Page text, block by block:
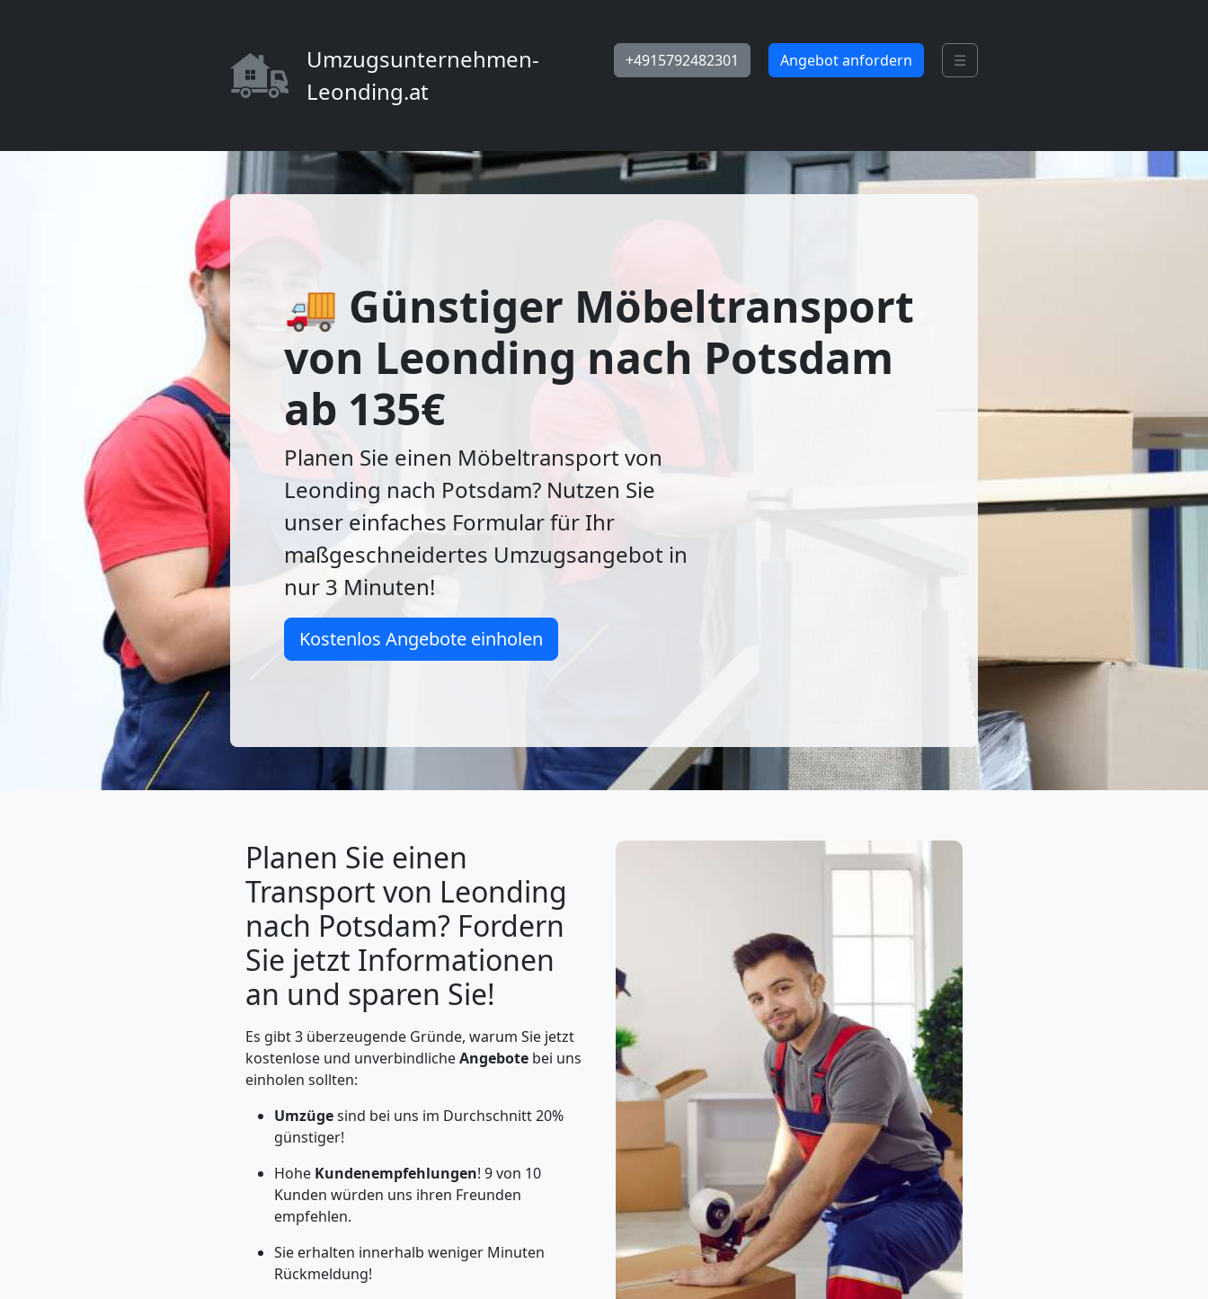
Umzugsunternehmen-
Leonding.at
+4915792482301 Angebot anfordern ☰
🚚 Günstiger Möbeltransport
von Leonding nach Potsdam
ab 135€
Planen Sie einen Möbeltransport von
Leonding nach Potsdam? Nutzen Sie
unser einfaches Formular für Ihr
maßgeschneidertes Umzugsangebot in
nur 3 Minuten!
Kostenlos Angebote einholen
Planen Sie einen
Transport von Leonding
nach Potsdam? Fordern
Sie jetzt Informationen
an und sparen Sie!
Es gibt 3 überzeugende Gründe, warum Sie jetzt
kostenlose und unverbindlicheAngebotebei uns
einholen sollten:
Umzügesind bei uns im Durchschnitt 20%
günstiger!
Hohe Kundenempfehlungen! 9 von 10
Kunden würden uns ihren Freunden
empfehlen.
Sie erhalten innerhalb weniger Minuten
Rückmeldung!